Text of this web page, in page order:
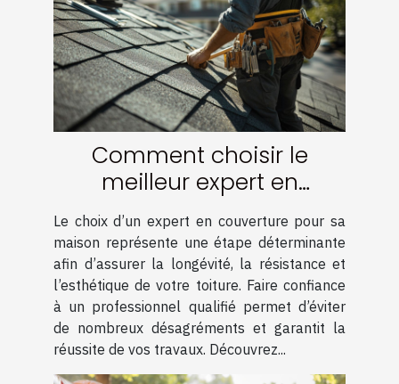
Comment choisir le
meilleur expert en
couverture pour votre
maison
Le choix d’un expert en couverture pour sa
maison représente une étape déterminante
afin d’assurer la longévité, la résistance et
l’esthétique de votre toiture. Faire confiance
à un professionnel qualifié permet d’éviter
de nombreux désagréments et garantit la
réussite de vos travaux. Découvrez...